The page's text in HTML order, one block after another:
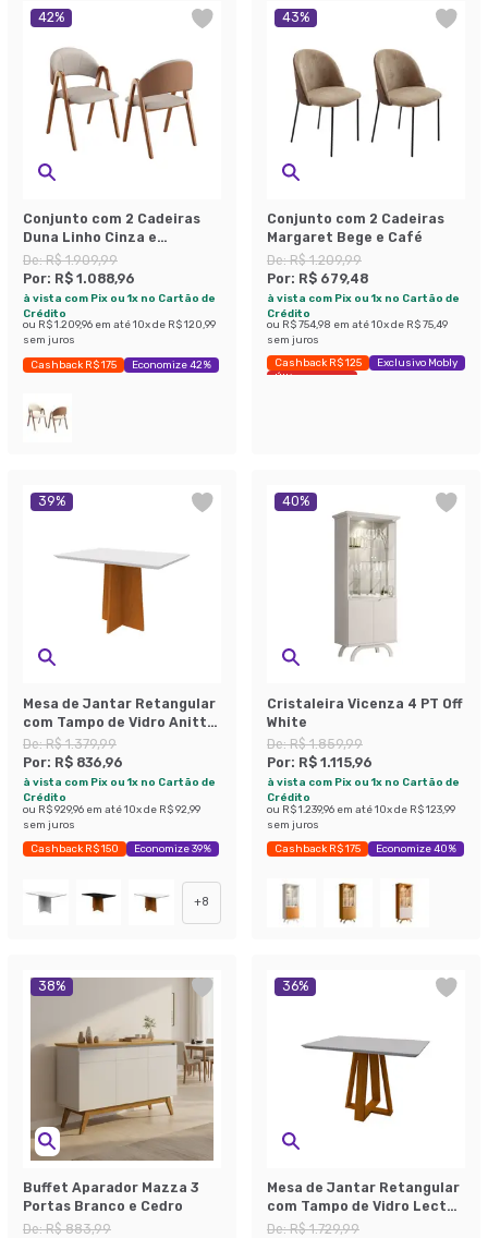
42%
Conjunto com 2 Cadeiras
Duna Linho Cinza e
Amadeirado
De:R$ 1.909,99
Por: R$ 1.088,96
à vista com Pix ou 1x no Cartão de
Crédito
ou R$ 1.209,96 em até10x de R$ 120,99
sem juros
Cashback R$ 175 Economize 42%
43%
Conjunto com 2 Cadeiras
Margaret Bege e Café
De:R$ 1.209,99
Por: R$ 679,48
à vista com Pix ou 1x no Cartão de
Crédito
ou R$ 754,98 em até10x de R$ 75,49
sem juros
Cashback R$ 125
Exclusivo Mobly
Últimas peças
39%
Mesa de Jantar Retangular
com Tampo de Vidro Anitta
Off White e Ype 120 cm
De:R$ 1.379,99
Por: R$ 836,96
à vista com Pix ou 1x no Cartão de
Crédito
ou R$ 929,96 em até10x de R$ 92,99
sem juros
Cashback R$ 150 Economize 39%
+8
40%
Cristaleira Vicenza 4 PT Off
White
De:R$ 1.859,99
Por: R$ 1.115,96
à vista com Pix ou 1x no Cartão de
Crédito
ou R$ 1.239,96 em até10x de R$ 123,99
sem juros
Cashback R$ 175 Economize 40%
38%
Buffet Aparador Mazza 3
Portas Branco e Cedro
De:R$ 883,99
36%
Mesa de Jantar Retangular
com Tampo de Vidro Lectus
Off White e Ype 120 cm
De:R$ 1.729,99